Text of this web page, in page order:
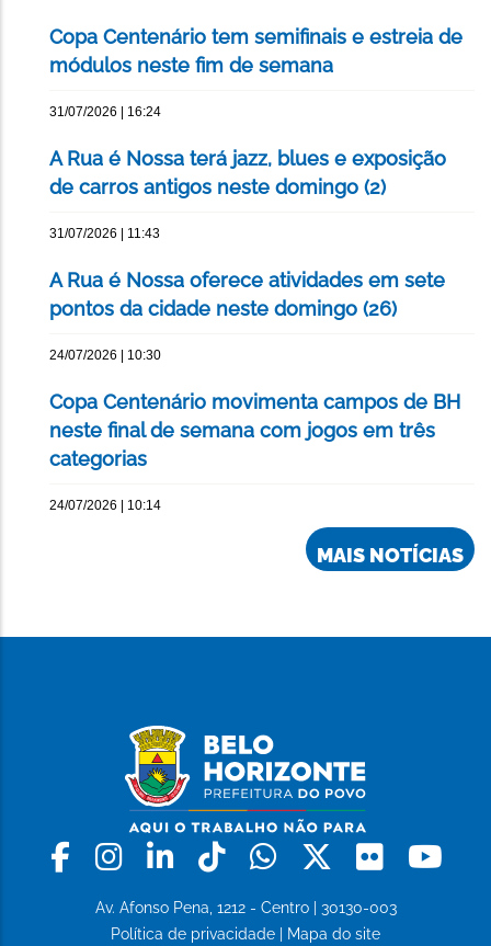
Copa Centenário tem semifinais e estreia de
módulos neste fim de semana
31/07/2026 | 16:24
A Rua é Nossa terá jazz, blues e exposição
de carros antigos neste domingo (2)
31/07/2026 | 11:43
A Rua é Nossa oferece atividades em sete
pontos da cidade neste domingo (26)
24/07/2026 | 10:30
Copa Centenário movimenta campos de BH
neste final de semana com jogos em três
categorias
24/07/2026 | 10:14
MAIS NOTÍCIAS
Facebook
Instagram
LinkedinTiktokWhatsapp
X Flickr
Av. Afonso Pena, 1212 - Centro | 30130-003
Política de privacidade
Mapa do site